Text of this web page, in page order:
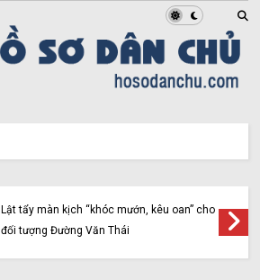
Lật tẩy màn kịch “khóc mướn, kêu oan” cho
đối tượng Đường Văn Thái